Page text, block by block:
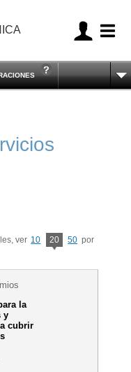
ver 10 20 50 por
la
y
cubrir